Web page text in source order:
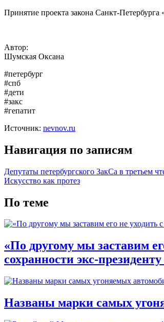
Принятие проекта закона Санкт-
Автор:
Шумская Оксана
#петербург
#спб
#дети
#закс
#гепатит
Источник: nevnov.ru
Навигация по записям
Депутаты петербургского ЗакСа в третьем
Искусство как протез
По теме
«По другому мы заставим
сохранности экс-
Названы марки самых